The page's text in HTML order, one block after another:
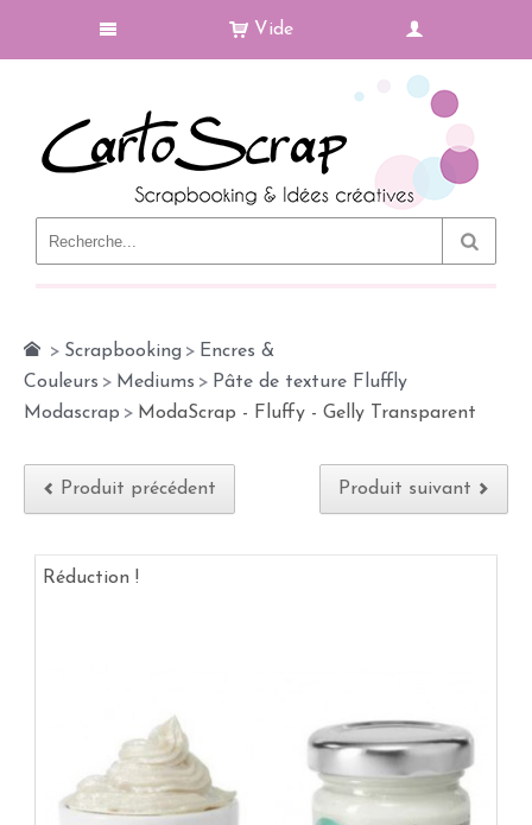
Vide
> Scrapbooking > Encres &
Couleurs > Mediums > Pâte de texture Fluffly
Modascrap > ModaScrap - Fluffy - Gelly Transparent
Produit précédent Produit suivant
Réduction !